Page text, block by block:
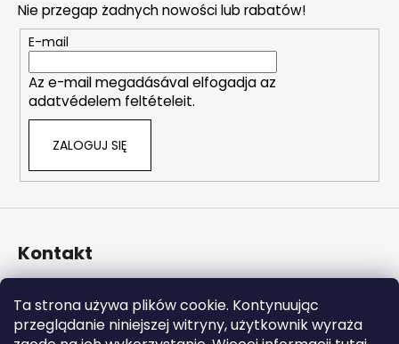
Ta strona używa plików cookie. Kontynuując
przeglądanie niniejszej witryny, użytkownik wyraża
Nie przegap żadnych nowości lub rabatów!
E-mail
Az e-mail megadásával elfogadja az
adatvédelem feltételeit.
ZALOGUJ SIĘ
Kontakt
https://www.facebook.com/naturalzenpl